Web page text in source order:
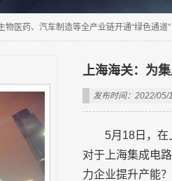
物医药、汽车制造等全产业链开通“绿色通道”
上海海关：为
发布时间：2022/05/
5月18日，在
对于上海集成电
力企业提升产能？